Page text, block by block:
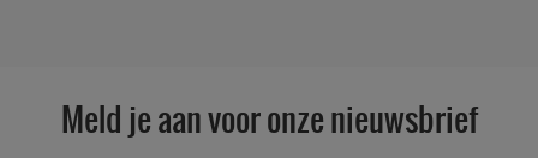
Meld je aan voor onze nieuwsbrief